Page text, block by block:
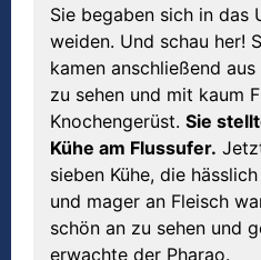
Sie begaben sich in das
weiden. Und schau her!
kamen anschließend
zu sehen und mit kaum
Knochengerüst. Sie
Kühe am Flussufer.
sieben Kühe, die
und mager an Fleisch
schön an zu sehen und
erwachte der Pharao.